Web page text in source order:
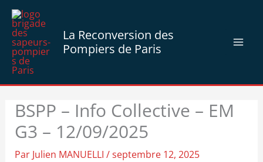
Aller
contenu
La Reconversion des
Pompiers de Paris
BSPP – Info Collective – EM
G3 – 12/09/2025
Par Julien MANUELLI /septembre 12, 2025